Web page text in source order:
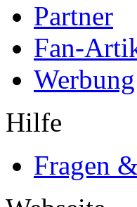
Partner
Fan-
Hilfe
Fragen